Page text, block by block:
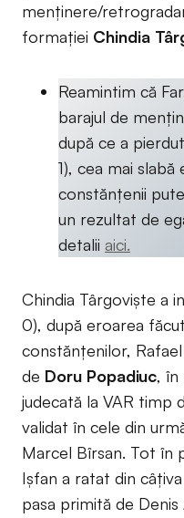
menținere/
formației Chindia
Reamintim că
barajul de
după ce a
1), cea mai slabă
constănțenii
un rezultat de
detalii aici.
Chindia Târgoviște a
0), după eroarea
constănțenilor,
de Doru Popadiuc, în
judecată la VAR timp
validat în cele din
Marcel Bîrsan. Tot în
Ișfan a ratat din
pasa primită de Denis